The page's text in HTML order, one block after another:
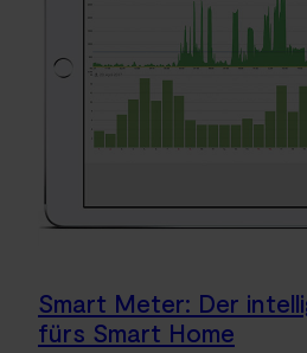
Smart Meter: Der
fürs Smart Home